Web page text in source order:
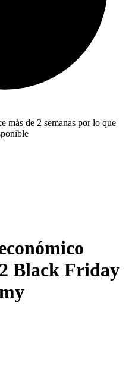
más de 2 semanas por lo que
Black Friday